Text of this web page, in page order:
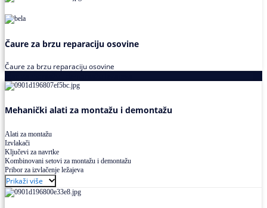
Čaure za brzu reparaciju osovine
Čaure za brzu reparaciju osovine
Mehanički alati za montažu i demontažu
Alati za montažu
Izvlakači
Ključevi za navrtke
Kombinovani setovi za montažu i demontažu
Pribor za izvlačenje ležajeva
Prikaži više